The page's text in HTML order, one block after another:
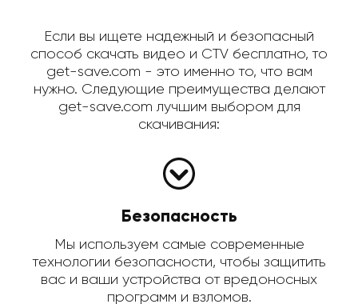
Если вы ищете надежный и безопасный
способ скачать видео и CTV бесплатно, то
get-save.com - это именно то, что вам
нужно. Следующие преимущества делают
get-save.com лучшим выбором для
скачивания:
Безопасность
Мы используем самые современные
технологии безопасности, чтобы защитить
вас и ваши устройства от вредоносных
программ и взломов.